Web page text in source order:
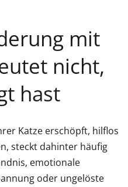
mit
nicht,
hast
Katze erschöpft, hilflos
steckt dahinter häufig
emotionale
oder ungelöste